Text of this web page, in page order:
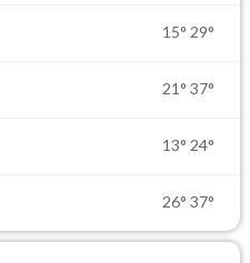
15° 29°
21° 37°
13° 24°
26° 37°